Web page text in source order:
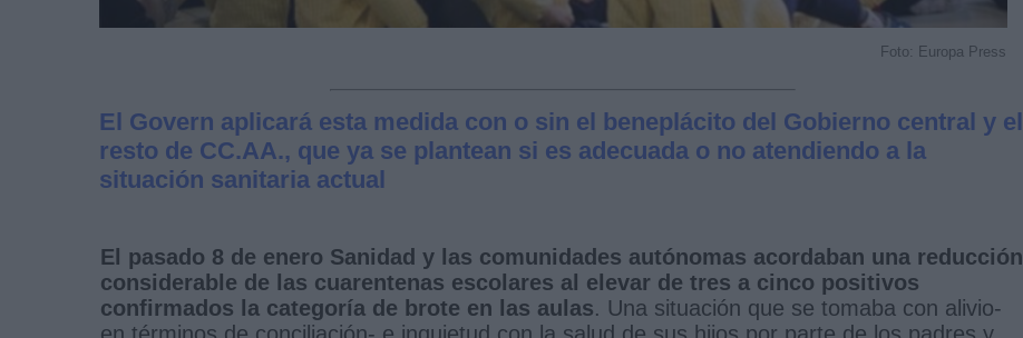
Foto: Europa Press
El Govern aplicará esta medida con o sin el beneplácito del Gobierno central y el
resto de CC.AA., que ya se plantean si es adecuada o no atendiendo a la
situación sanitaria actual
El pasado 8 de enero Sanidad y las comunidades autónomas acordaban una reducción
considerable de las cuarentenas escolares al elevar de tres a cinco positivos
confirmados la categoría de brote en las aulas. Una situación que se tomaba con alivio-
en términos de conciliación- e inquietud con la salud de sus hijos por parte de los padres y